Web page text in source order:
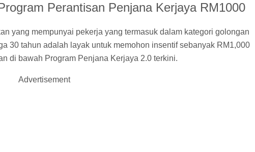
Perantisan Penjana Kerjaya RM1000
yang mempunyai pekerja yang termasuk dalam kategori golongan
30 tahun adalah layak untuk memohon insentif sebanyak RM1,000
di bawah Program Penjana Kerjaya 2.0 terkini.
Advertisement